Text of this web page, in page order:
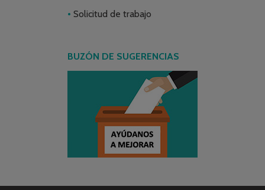
Solicitud de trabajo
BUZÓN DE SUGERENCIAS